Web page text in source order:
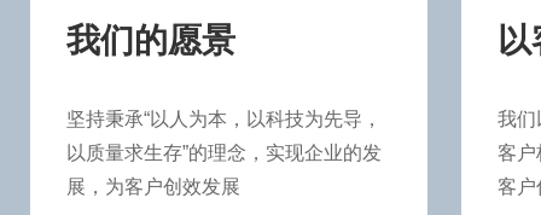
我们的愿景
坚持秉承“以人为本，以科技为先导，
以质量求生存”的理念，实现企业的发
展，为客户创效发展
以
我们
客户
客户